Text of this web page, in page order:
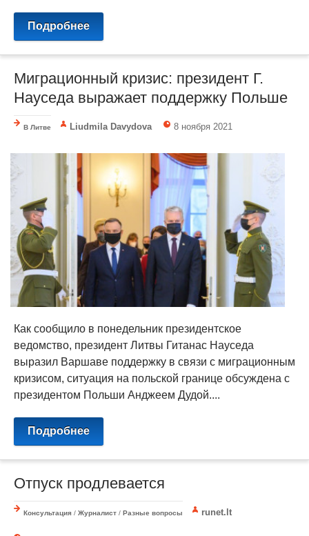
Подробнее
Миграционный кризис: президент Г.
Науседа выражает поддержку Польше
В Литве Liudmila Davydova 8 ноября 2021
Как сообщило в понедельник президентское
ведомство, президент Литвы Гитанас Науседа
выразил Варшаве поддержку в связи с миграционным
кризисом, ситуация на польской границе обсуждена с
президентом Польши Анджеем Дудой....
Подробнее
Отпуск продлевается
Консультация / Журналист / Разные вопросы runet.lt